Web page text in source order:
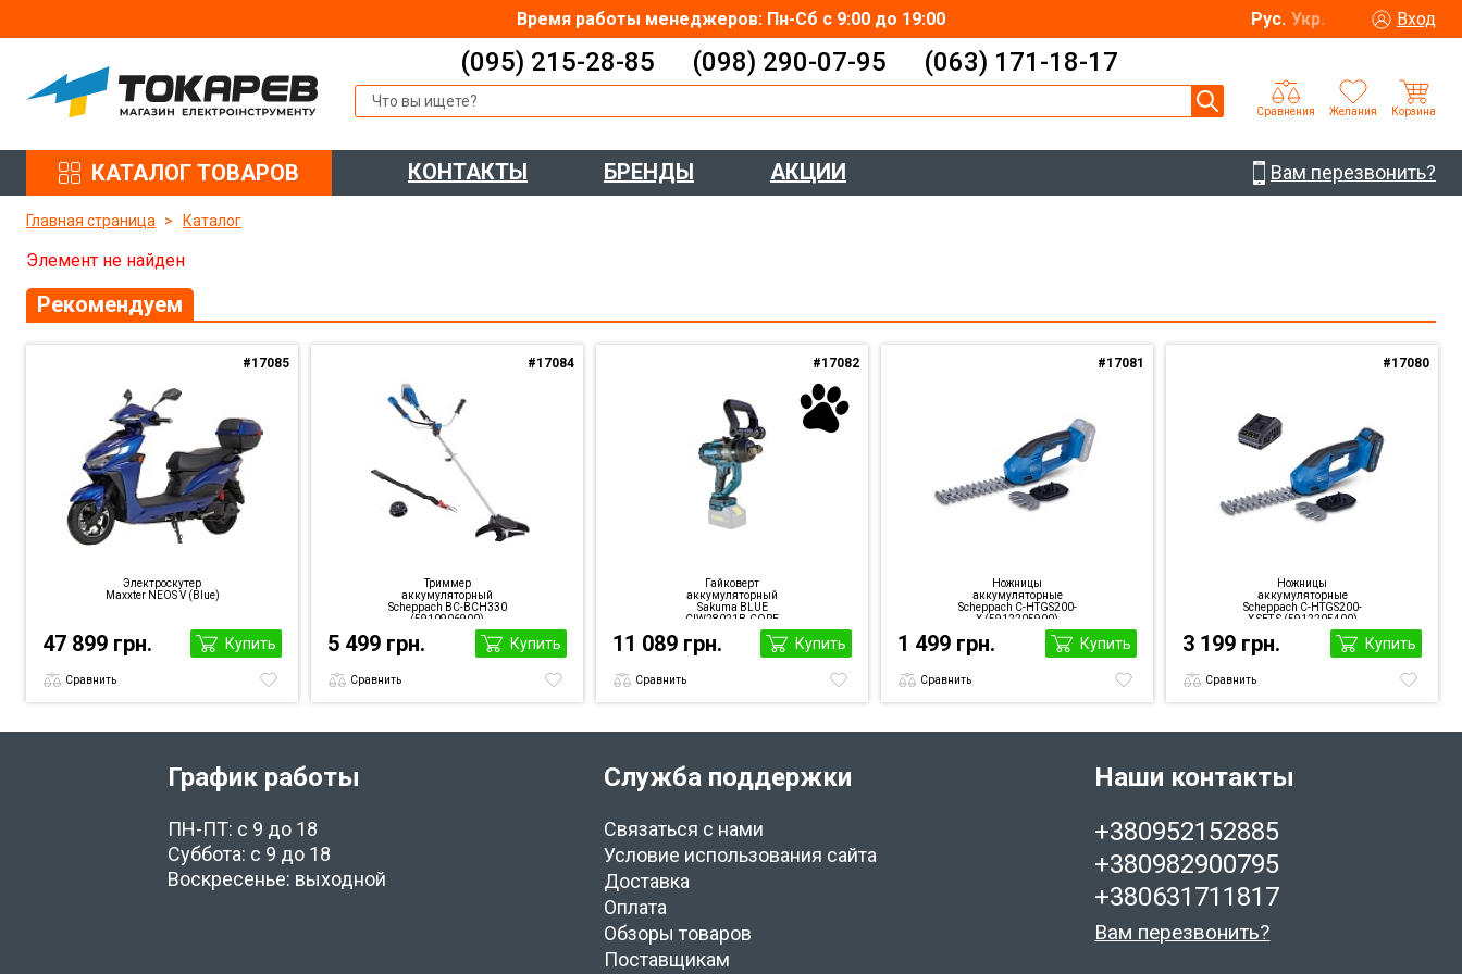
Время работы менеджеров: Пн-Сб с 9:00 до 19:00 Рус. Укр. Вход
(095) 215-28-85 (098) 290-07-95 (063) 171-18-17
Сравнения Желания Корзина
КАТАЛОГ ТОВАРОВ КОНТАКТЫ БРЕНДЫ АКЦИИ Вам перезвонить?
Главная страница Каталог
Элемент не найден
Рекомендуем
#17085
Электроскутер
Maxxter NEOS V (Blue)
47 899 грн. Купить
Сравнить
#17084
Триммер
аккумуляторный
Scheppach BC-BCH330
(5910906900)
5 499 грн. Купить
Сравнить
#17082
Гайковерт
аккумуляторный
Sakuma BLUE
CIW28021B-CORE
11 089 грн. Купить
Сравнить
#17081
Ножницы
аккумуляторные
Scheppach C-HTGS200-
X (5912205900)
1 499 грн. Купить
Сравнить
#17080
Ножницы
аккумуляторные
Scheppach C-HTGS200-
X SET S (5912205400)
3 199 грн. Купить
Сравнить
График работы
ПН-ПТ: с 9 до 18
Суббота: с 9 до 18
Воскресенье: выходной
Служба поддержки
Связаться с нами
Условие использования сайта
Доставка
Оплата
Обзоры товаров
Поставщикам
Наши контакты
+380952152885
+380982900795
+380631711817
Вам перезвонить?